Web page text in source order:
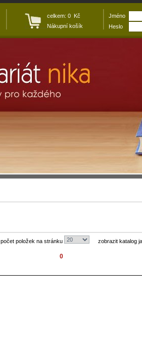
počet položek na stránku zobrazit katalog
0
celkem: 0 Kč
Nákupní košík
Jméno
Heslo